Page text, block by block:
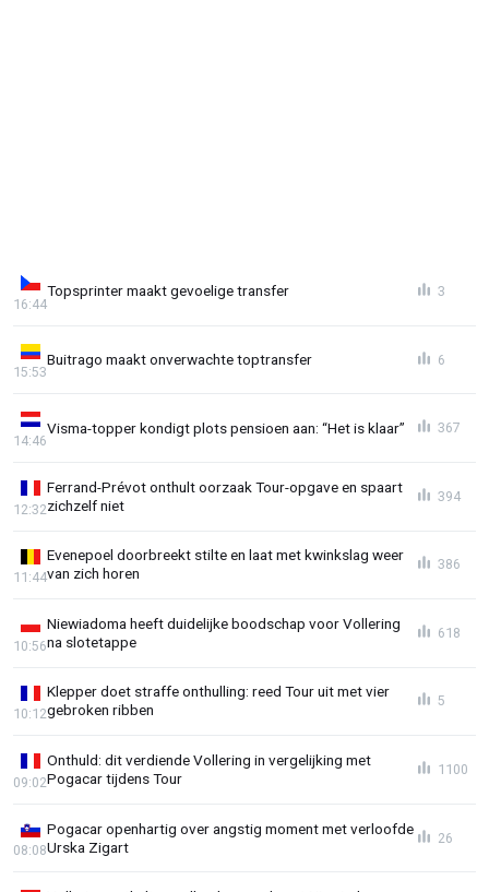
Topsprinter maakt gevoelige transfer
16:44
3
Buitrago maakt onverwachte toptransfer
15:53
6
Visma-topper kondigt plots pensioen aan: “Het is klaar”
14:46
367
Ferrand-Prévot onthult oorzaak Tour-opgave en spaart
zichzelf niet
12:32
394
Evenepoel doorbreekt stilte en laat met kwinkslag weer
van zich horen
11:44
386
Niewiadoma heeft duidelijke boodschap voor Vollering
na slotetappe
10:56
618
Klepper doet straffe onthulling: reed Tour uit met vier
gebroken ribben
10:12
5
Onthuld: dit verdiende Vollering in vergelijking met
Pogacar tijdens Tour
09:02
1100
Pogacar openhartig over angstig moment met verloofde
Urska Zigart
08:08
26